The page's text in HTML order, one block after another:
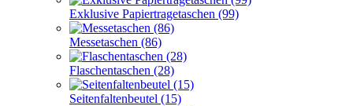
Exklusive Papiertragetaschen (99)
Messetaschen (86)
Flaschentaschen (28)
Seitenfaltenbeutel (15)